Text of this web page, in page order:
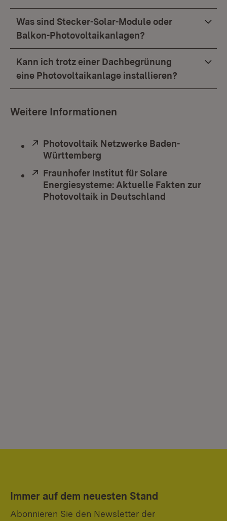
Was sind Stecker-Solar-Module oder
Balkon-Photovoltaikanlagen?
Kann ich trotz einer Dachbegrünung
eine Photovoltaikanlage installieren?
Weitere Informationen
Extern:
Photovoltaik Netzwerke Baden-
Württemberg
Extern:
Fraunhofer Institut für Solare
Energiesysteme: Aktuelle Fakten zur
Photovoltaik in Deutschland
Immer auf dem neuesten Stand
Abonnieren Sie den Newsletter der